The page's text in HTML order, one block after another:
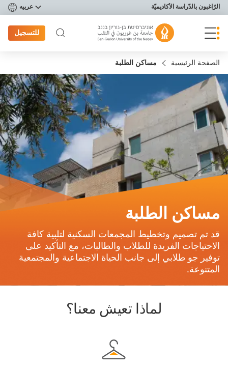
תפריט נגישות
الرّاغبون بالدّراسة الأكاديميّة عربيه
للتسجيل
الصفحة الرئيسية ​​مساكن الطلبة
​​مساكن الطلبة
قد تم تصميم وتخطيط المجمعات السكنية لتلبية كافة
الاحتياجات الفريدة للطلاب والطالبات، مع التأكيد على
توفير جو طلابي إلى جانب الحياة الاجتماعية والمجتمعية
المتنوعة.
لماذا تعيش معنا؟